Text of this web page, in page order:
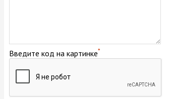
Введите код на картинке*